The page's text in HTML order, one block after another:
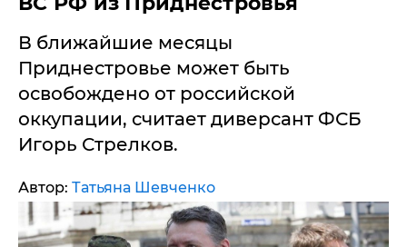
В ближайшие месяцы
Приднестровье может быть
освобождено от российской
оккупации, считает диверсант ФСБ
Игорь Стрелков.
Автор: Татьяна Шевченко